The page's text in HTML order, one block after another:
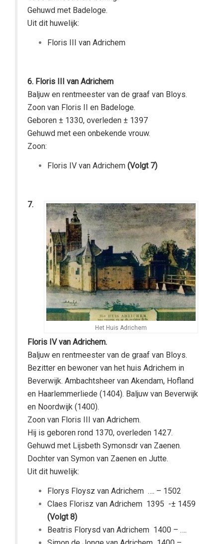
Gehuwd met Badeloge.
Uit dit huwelijk:
Floris III van Adrichem
6. Floris III van Adrichem
Baljuw en rentmeester van de graaf van Bloys.
Zoon van Floris II en Badeloge.
Geboren ± 1330, overleden ± 1397
Gehuwd met een onbekende vrouw.
Zoon:
Floris IV van Adrichem (Volgt 7)
Het Huis Adrichem
7.
Floris IV van Adrichem.
Baljuw en rentmeester van de graaf van Bloys.
Bezitter en bewoner van het huis Adrichem in
Beverwijk. Ambachtsheer van Akendam, Hofland
en Haarlemmerliede (1404). Baljuw van Beverwijk
en Noordwijk (1400).
Zoon van Floris III van Adrichem.
Hij is geboren rond 1370, overleden 1427.
Gehuwd met Lijsbeth Symonsdr van Zaenen.
Dochter van Symon van Zaenen en Jutte.
Uit dit huwelijk:
Florys Floysz van Adrichem …. – 1502
Claes Florisz van Adrichem 1395 -± 1459
(Volgt 8)
Beatris Florysd van Adrichem 1400 – ….